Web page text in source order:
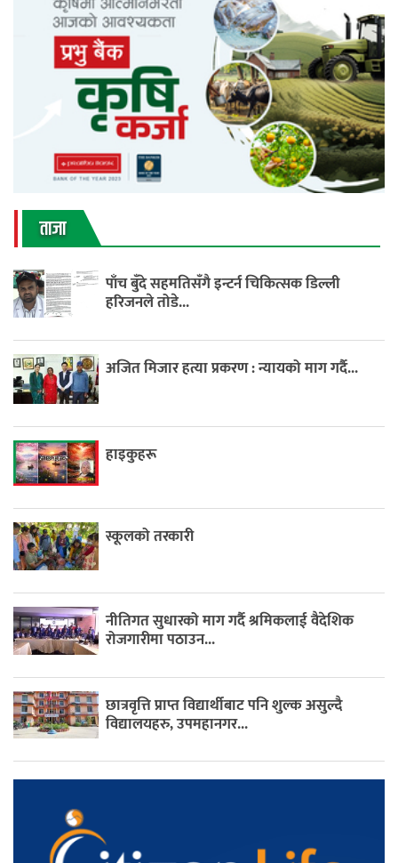
ताजा
पाँच बुँदे सहमतिसँगै इन्टर्न चिकित्सक डिल्ली
हरिजनले तोडे...
अजित मिजार हत्या प्रकरण : न्यायको माग गर्दै...
हाइकुहरू
स्कूलको तरकारी
नीतिगत सुधारको माग गर्दै श्रमिकलाई वैदेशिक
रोजगारीमा पठाउन...
छात्रवृत्ति प्राप्त विद्यार्थीबाट पनि शुल्क असुल्दै
विद्यालयहरु, उपमहानगर...